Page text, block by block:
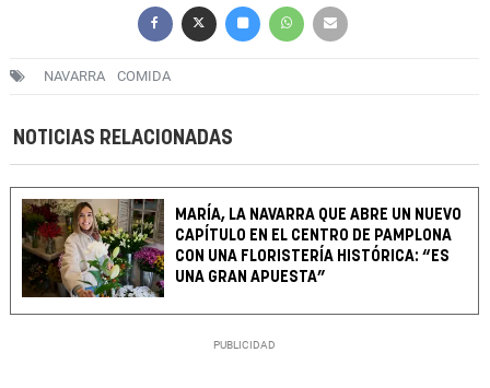
NAVARRA COMIDA
NOTICIAS RELACIONADAS
MARÍA, LA NAVARRA QUE ABRE UN NUEVO
CAPÍTULO EN EL CENTRO DE PAMPLONA
CON UNA FLORISTERÍA HISTÓRICA: “ES
UNA GRAN APUESTA”